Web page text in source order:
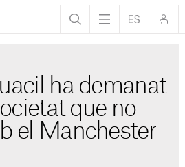
ha demanat
que no
el Manchester